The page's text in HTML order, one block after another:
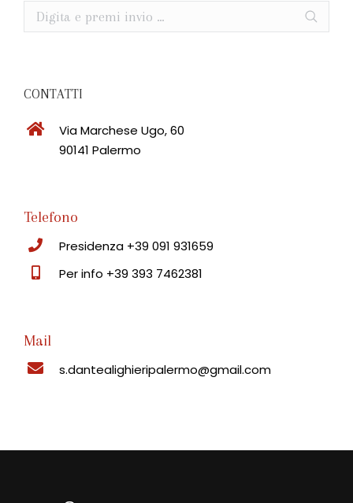
Cerca
CONTATTI
Via Marchese Ugo, 60
90141 Palermo
Telefono
Presidenza +39 091 931659
Per info +39 393 7462381
Mail
s.dantealighieripalermo@gmail.com